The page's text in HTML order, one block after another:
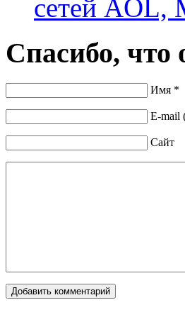
сетей AOL,
Спасибо, что
Имя *
E-mail
Сайт